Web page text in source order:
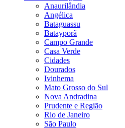
Anaurilândia
Angélica
Bataguassu
Batayporã
Campo Grande
Casa Verde
Cidades
Dourados
Ivinhema
Mato Grosso do Sul
Nova Andradina
Prudente e Região
Rio de Janeiro
São Paulo